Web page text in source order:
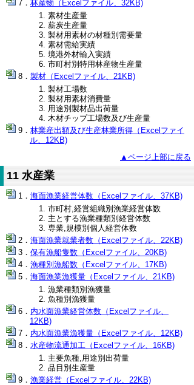
林産物（Excelファイル、32KB)
素材生産量
薪炭生産量
製材用素材の材種別需要量
素材需給実績
境港外材輸入実績
市町村別特用林産物生産量
製材（Excelファイル、21KB)
製材工場数
製材用素材消費量
用途別製材品出荷量
木材チップ工場数及び生産量
林業産出額及び生産林業所得（Excelファイ
ル、12KB)
▲ページ上部に戻る
11 水産業
海面漁業経営体数（Excelファイル、37KB)
市町村,経営組織別漁業経営体数
主とする漁業種類別経営体数
専業,規模別個人経営体数
海面漁業就業者数（Excelファイル、22KB)
保有漁船隻数（Excelファイル、20KB)
漁種別漁船数（Excelファイル、17KB)
海面漁業漁獲量（Excelファイル、21KB)
漁業種類別漁獲量
魚種別漁獲量
内水面漁業経営体数（Excelファイル、
12KB)
内水面漁業漁獲量（Excelファイル、12KB)
水産物流通加工（Excelファイル、16KB)
主要魚種,用途別出荷量
品目別生産量
漁業経営（Excelファイル、22KB)